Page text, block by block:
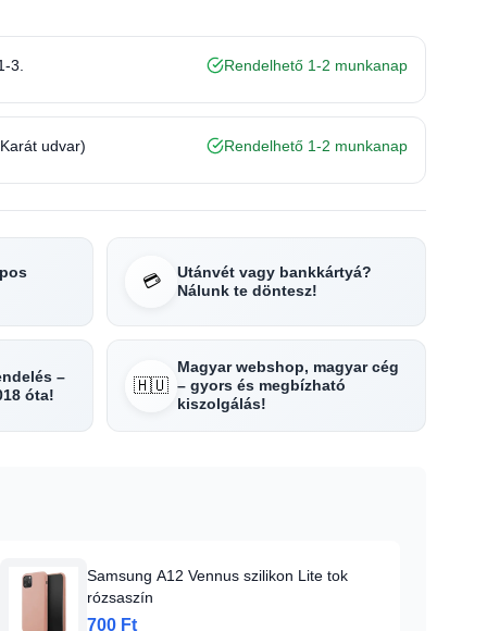
3. Rendelhető 1-2 munkanap
udvar) Rendelhető 1-2 munkanap
💳
Utánvét vagy bankkártyá?
Nálunk te döntesz!
–
óta!
🇭🇺
Magyar webshop, magyar cég
– gyors és megbízható
kiszolgálás!
Samsung A12 Vennus szilikon Lite tok
rózsaszín
700 Ft